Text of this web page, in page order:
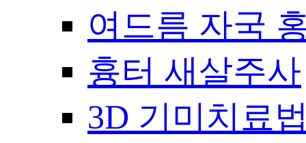
여드름 자국
흉터 새살주사
3D 기미치료